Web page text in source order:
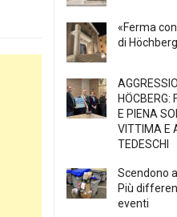
«Ferma
di
HÖCBERG:
E PIENA
VITTIMA E
TEDESCHI
Scendono
Più
eventi